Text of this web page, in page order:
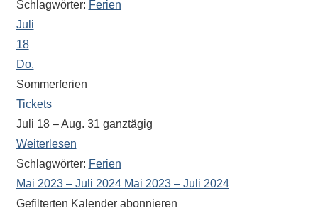
Schlagwörter: Ferien
Juli
18
Do.
Sommerferien
Tickets
Juli 18 – Aug. 31 ganztägig
Weiterlesen
Schlagwörter: Ferien
Mai 2023 – Juli 2024 Mai 2023 – Juli 2024
Gefilterten Kalender abonnieren